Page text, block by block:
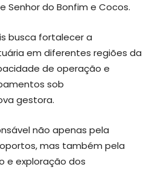
Senhor do Bonfim e Cocos.
busca fortalecer a
em diferentes regiões da
de operação e
sob
gestora.
não apenas pela
mas também pela
e exploração dos